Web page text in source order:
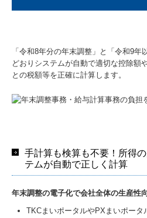
「令和8年分の年末調整」と「令和9
どおりシステムが自動で適切な控除額
との税額等を正確に計算します。
手計算も検算も不要！所得
テムが自動で正しく計算
年末調整の電子化で会社全体の生産性
TKCまいポータルやPXまいポー